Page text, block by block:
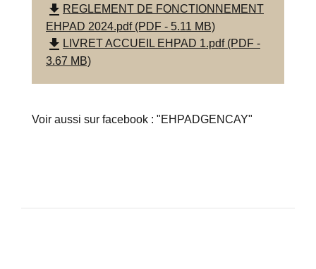
file_download REGLEMENT DE FONCTIONNEMENT
EHPAD 2024.pdf (PDF - 5.11 MB)
file_download LIVRET ACCUEIL EHPAD 1.pdf (PDF -
3.67 MB)
Voir aussi sur facebook : "EHPADGENCAY"